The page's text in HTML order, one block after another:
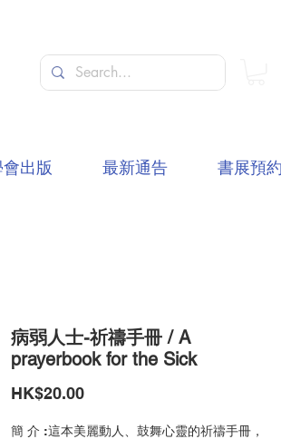
病弱人士-祈禱手冊 / A
prayerbook for the Sick
HK$20.00價
簡 介 :這本美麗動人、鼓舞心靈的祈禱手冊，
出版 最新通告 書展預約